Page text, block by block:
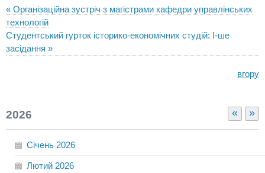
« Організаційна зустріч з магістрами кафедри управлінських
технологій
Студентський гурток історико-економічних студій: І-ше
засідання »
вгору
« »
2026
Січень 2026
Лютий 2026